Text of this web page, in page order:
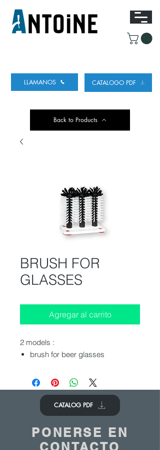
LLAMANOS CATALOGO PDF
Back to Products
BRUSH FOR
GLASSES
Agregar al carrito
2 models :
brush for beer glasses
CATALOG PDF
PONERSE EN
CONTACTO